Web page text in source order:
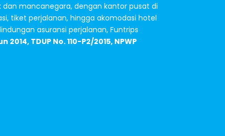
dan mancanegara, dengan kantor pusat di
tiket perjalanan, hingga akomodasi hotel
asuransi perjalanan, Funtrips
TDUP No. 110-P2/2015, NPWP